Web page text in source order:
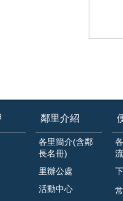
鄰里介紹
各里簡介(含鄰
長名冊)
里辦公處
活動中心